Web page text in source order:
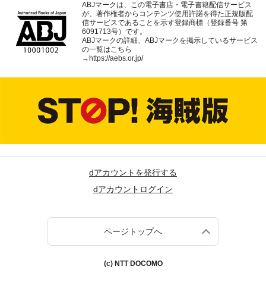
ABJマークは、この電子書店・電子書籍配信サービス
が、著作権者からコンテンツ使用許諾を得た正規版配
信サービスであることを示す登録商標（登録番号 第
6091713号）です。
ABJマークの詳細、ABJマークを掲示しているサービス
の一覧はこちら
→ https://aebs.or.jp/
dアカウントを発行する
dアカウントログイン
ページトップへ
(c) NTT DOCOMO